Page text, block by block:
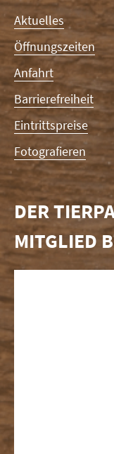
Navigation
überspringen
Aktuelles
Öffnungszeiten
Anfahrt
Barrierefreiheit
Eintrittspreise
Fotografieren
DER
MITGLIED